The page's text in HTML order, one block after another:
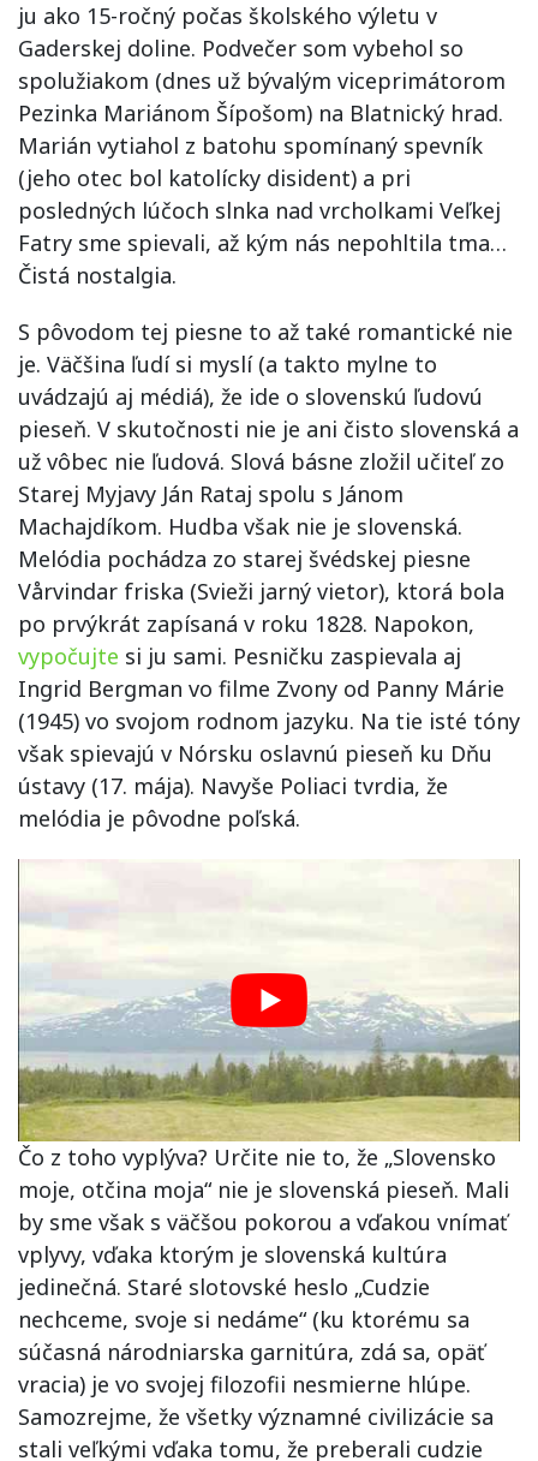
ju ako 15-ročný počas školského výletu v
Gaderskej doline. Podvečer som vybehol so
spolužiakom (dnes už bývalým viceprimátorom
Pezinka Mariánom Šípošom) na Blatnický hrad.
Marián vytiahol z batohu spomínaný spevník
(jeho otec bol katolícky disident) a pri
posledných lúčoch slnka nad vrcholkami Veľkej
Fatry sme spievali, až kým nás nepohltila tma…
Čistá nostalgia.
S pôvodom tej piesne to až také romantické nie
je. Väčšina ľudí si myslí (a takto mylne to
uvádzajú aj médiá), že ide o slovenskú ľudovú
pieseň. V skutočnosti nie je ani čisto slovenská a
už vôbec nie ľudová. Slová básne zložil učiteľ zo
Starej Myjavy Ján Rataj spolu s Jánom
Machajdíkom. Hudba však nie je slovenská.
Melódia pochádza zo starej švédskej piesne
Vårvindar friska (Svieži jarný vietor), ktorá bola
po prvýkrát zapísaná v roku 1828. Napokon,
vypočujte si ju sami. Pesničku zaspievala aj
Ingrid Bergman vo filme Zvony od Panny Márie
(1945) vo svojom rodnom jazyku. Na tie isté tóny
však spievajú v Nórsku oslavnú pieseň ku Dňu
ústavy (17. mája). Navyše Poliaci tvrdia, že
melódia je pôvodne poľská.
Čo z toho vyplýva? Určite nie to, že „Slovensko
moje, otčina moja“ nie je slovenská pieseň. Mali
by sme však s väčšou pokorou a vďakou vnímať
vplyvy, vďaka ktorým je slovenská kultúra
jedinečná. Staré slotovské heslo „Cudzie
nechceme, svoje si nedáme“ (ku ktorému sa
súčasná národniarska garnitúra, zdá sa, opäť
vracia) je vo svojej filozofii nesmierne hlúpe.
Samozrejme, že všetky významné civilizácie sa
stali veľkými vďaka tomu, že preberali cudzie